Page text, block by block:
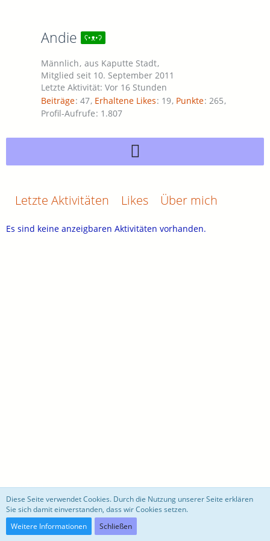
Andie ʕ•ᴥ•ʔ
Männlich aus Kaputte Stadt
Mitglied seit 10. September 2011
Letzte Aktivität: Vor 16 Stunden
Beiträge 47 Erhaltene Likes 19 Punkte 265
Profil-Aufrufe 1.807
Letzte Aktivitäten Likes Über mich
Es sind keine anzeigbaren Aktivitäten vorhanden.
motoblog
Community-Software:
Diese Seite verwendet Cookies. Durch die Nutzung unserer Seite erklären
Sie sich damit einverstanden, dass wir Cookies setzen.
Weitere Informationen
Schließen